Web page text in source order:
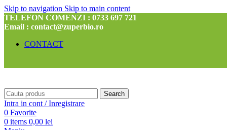
Skip to navigation Skip to main content
TELEFON COMENZI : 0733 697 721
Email : contact@zuperbio.ro
CONTACT
Search
Intra in cont / Inregistrare
0 Favorite
0 items 0,00 lei